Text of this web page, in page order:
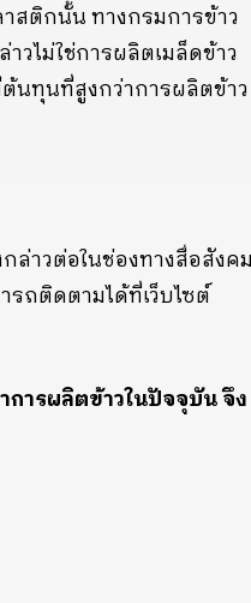
สติกนั้น ทางกรมการข้าว
วไม่ใช่การผลิตเมล็ดข้าว
นทุนที่สูงกว่าการผลิตข้าว
ล่าวต่อในช่องทางสื่อสังคม
รถติดตามได้ที่เว็บไซต์
ารผลิตข้าวในปัจจุบัน จึง